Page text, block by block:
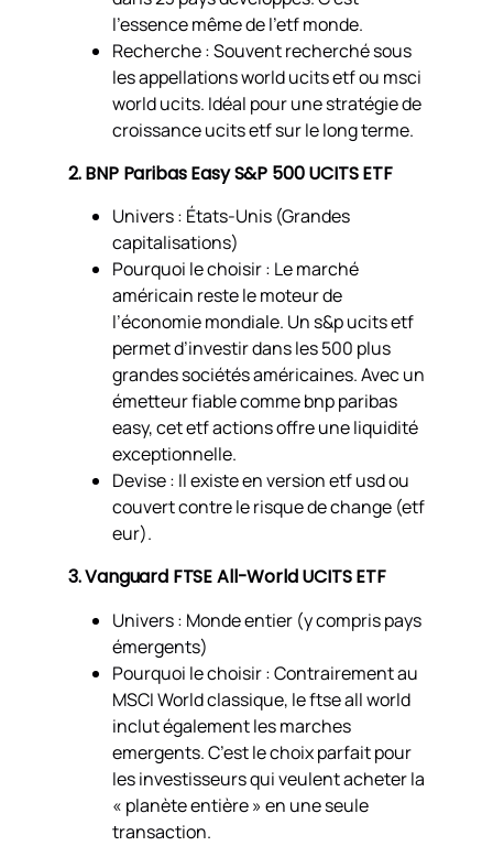
l’essence même de l’etf monde.
Recherche : Souvent recherché sous
les appellations world ucits etf ou msci
world ucits. Idéal pour une stratégie de
croissance ucits etf sur le long terme.
2. BNP Paribas Easy S&P 500 UCITS ETF
Univers : États-Unis (Grandes
capitalisations)
Pourquoi le choisir : Le marché
américain reste le moteur de
l’économie mondiale. Un s&p ucits etf
permet d’investir dans les 500 plus
grandes sociétés américaines. Avec un
émetteur fiable comme bnp paribas
easy, cet etf actions offre une liquidité
exceptionnelle.
Devise : Il existe en version etf usd ou
couvert contre le risque de change (etf
eur).
3. Vanguard FTSE All-World UCITS ETF
Univers : Monde entier (y compris pays
émergents)
Pourquoi le choisir : Contrairement au
MSCI World classique, le ftse all world
inclut également les marches
emergents. C’est le choix parfait pour
les investisseurs qui veulent acheter la
« planète entière » en une seule
transaction.